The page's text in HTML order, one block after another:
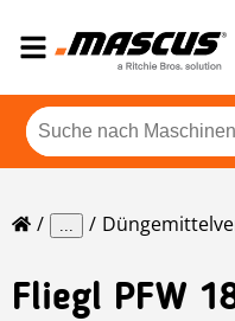
...
Fliegl PFW